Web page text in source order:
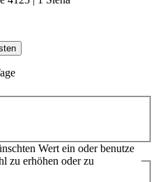
Wert ein oder benutze
zu erhöhen oder zu